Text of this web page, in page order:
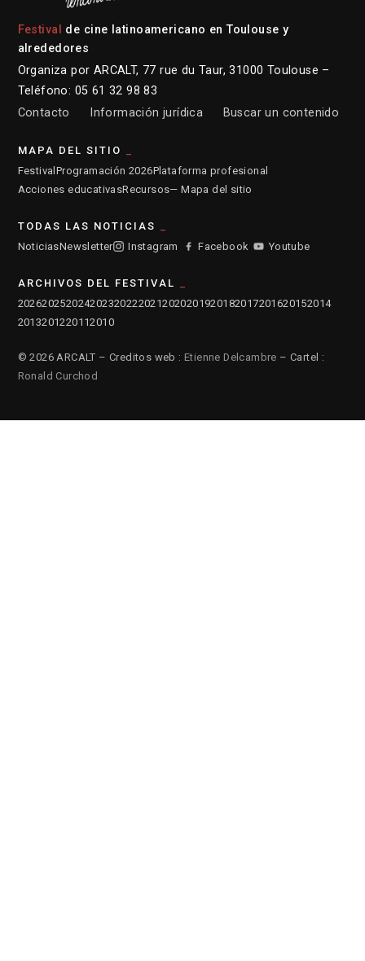
Festival
de cine latinoamericano en Toulouse y
alrededores
Organiza por ARCALT, 77 rue du Taur, 31000 Toulouse –
Teléfono: 05 61 32 98 83
Contacto
Información jurídica Buscar un contenido
MAPA DEL SITIO
Festival Programación 2026Plataforma profesional
Acciones educativasRecursos— Mapa del sitio
TODAS LAS NOTICIAS
NoticiasNewsletter Instagram Facebook Youtube
ARCHIVOS DEL FESTIVAL
2026202520242023202220212020201920182017201620152014
2013201220112010
© 2026 ARCALT – Creditos web : Etienne Delcambre – Cartel :
Ronald Curchod